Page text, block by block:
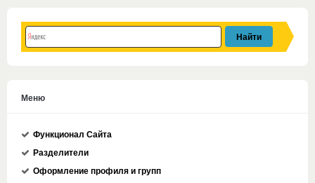
Меню
Функционал Сайта
Разделители
Оформление профиля и групп